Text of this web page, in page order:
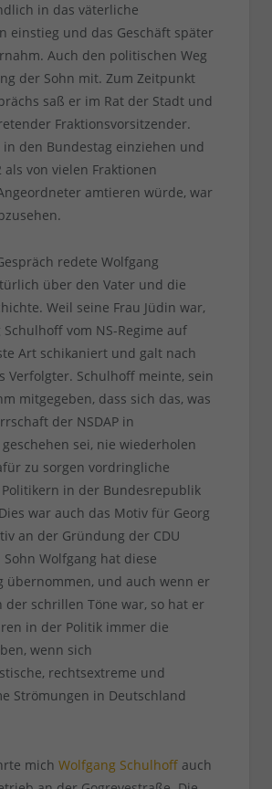
in das väterliche
einstieg und das Geschäft später
Auch den politischen Weg
der Sohn mit. Zum Zeitpunkt
saß er im Rat der Stadt und
Fraktionsvorsitzender.
in den Bundestag einziehen und
als von vielen Fraktionen
amtieren würde, war
redete Wolfgang
über den Vater und die
Weil seine Frau Jüdin war,
vom NS-Regime auf
Art schikaniert und galt nach
Verfolgter. Schulhoff meinte, sein
mitgegeben, dass sich das, was
der NSDAP in
sei, nie wiederholen
zu sorgen vordringliche
in der Bundesrepublik
war auch das Motiv für Georg
an der Gründung der CDU
Wolfgang hat diese
übernommen, und auch wenn er
der schrillen Töne war, so hat er
in der Politik immer die
wenn sich
rechtsextreme und
Strömungen in Deutschland
mich Wolfgang Schulhoffauch